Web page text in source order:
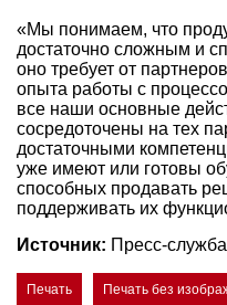
«Мы понимаем, что
достаточно сложным и
оно требует от
опыта работы с
все наши основные
сосредоточены на тех
достаточными
уже имеют или готовы
способных продавать
поддерживать их
Источник: Пресс-
Печать Печать без